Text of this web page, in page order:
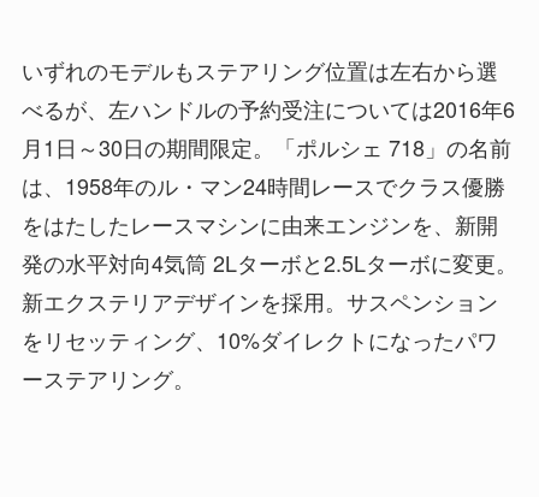
いずれのモデルもステアリング位置は左右から選
べるが、左ハンドルの予約受注については2016年6
月1日～30日の期間限定。「ポルシェ 718」の名前
は、1958年のル・マン24時間レースでクラス優勝
をはたしたレースマシンに由来エンジンを、新開
発の水平対向4気筒 2Lターボと2.5Lターボに変更。
新エクステリアデザインを採用。サスペンション
をリセッティング、10%ダイレクトになったパワ
ーステアリング。